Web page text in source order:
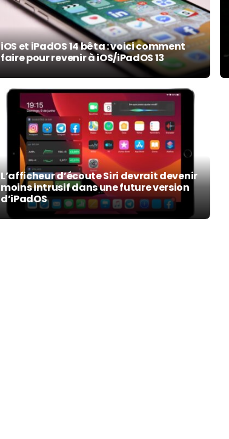
iOS et iPadOS 14 bêta : voici comment
faire pour revenir à iOS/iPadOS 13
L’afficheur d’écoute Siri devrait devenir
moins intrusif dans une future version
d’iPadOS